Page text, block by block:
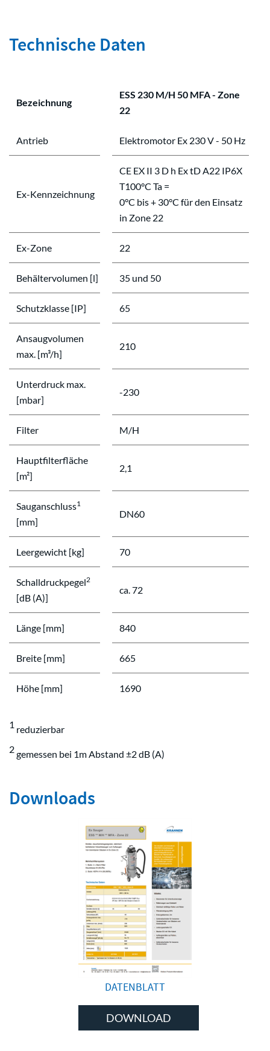
Technische Daten
Bezeichnung
ESS 230 M/H 50 MFA - Zone
22
Antrieb Elektromotor Ex 230 V - 50 Hz
Ex-Kennzeichnung
CE EX II 3 D h Ex tD A22 IP6X
T100°C Ta =
0°C bis + 30°C für den Einsatz
in Zone 22
Ex-Zone 22
Behältervolumen [l] 35 und 50
Schutzklasse [IP] 65
Ansaugvolumen
max. [m³/h]
210
Unterdruck max.
[mbar]
-230
Filter M/H
Hauptfilterfläche
[m²]
2,1
Sauganschluss1
[mm]
DN60
Leergewicht [kg] 70
Schalldruckpegel2
[dB (A)]
ca. 72
Länge [mm] 840
Breite [mm] 665
Höhe [mm] 1690
1 reduzierbar
2gemessen bei 1m Abstand ±2 dB (A)
Downloads
DATENBLATT
DOWNLOAD